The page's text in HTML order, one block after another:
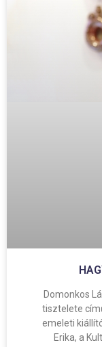
Domonkos
tisztelete
emeleti
Erika, a